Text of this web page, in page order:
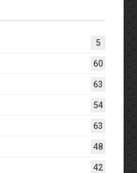
5
60
63
54
63
48
42